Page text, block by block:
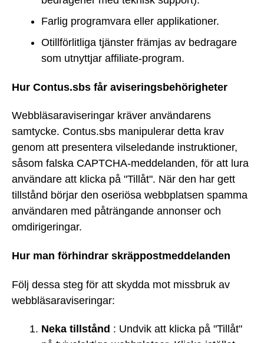
Farlig programvara eller applikationer.
Otillförlitliga tjänster främjas av bedragare
som utnyttjar affiliate-program.
Hur Contus.sbs får aviseringsbehörigheter
Webbläsaraviseringar kräver användarens
samtycke. Contus.sbs manipulerar detta krav
genom att presentera vilseledande instruktioner,
såsom falska CAPTCHA-meddelanden, för att lura
användare att klicka på "Tillåt". När den har gett
tillstånd börjar den oseriösa webbplatsen spamma
användaren med påträngande annonser och
omdirigeringar.
Hur man förhindrar skräppostmeddelanden
Följ dessa steg för att skydda mot missbruk av
webbläsaraviseringar:
Neka tillstånd : Undvik att klicka på "Tillåt"